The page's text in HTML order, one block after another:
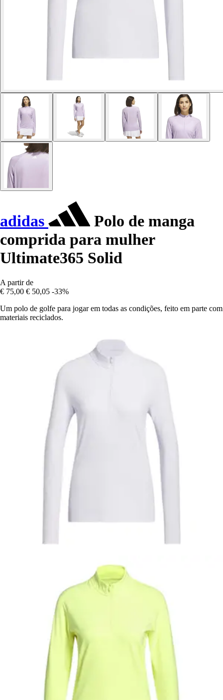
adidas
Polo de manga
comprida para mulher
Ultimate365 Solid
A partir de
€ 75,00 € 50,05 -33%
Um polo de golfe para jogar em todas as condições, feito em parte com
materiais reciclados.